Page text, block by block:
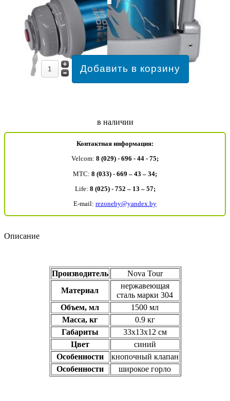
в наличии
Контактная информация:
Velcom: 8 (029) - 696 - 44 - 75;
MTC: 8 (033) - 669 – 43 – 34;
Life: 8 (025) - 752 – 13 – 57;
E-mail: rezoneby@yandex.by
Описание
Производитель
Nova Tour
Материал
нержавеющая
сталь марки 304
Объем, мл
1500 мл
Масса, кг
0.9 кг
Габариты
33x13x12 см
Цвет
синий
Особенности
кнопочный клапан
Особенности
широкое горло